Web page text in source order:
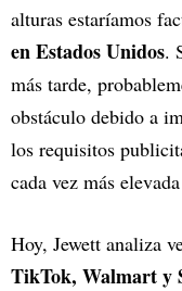
alturas estaríamos
en Estados Unidos.
más tarde,
obstáculo debido a
los requisitos
cada vez más
Hoy, Jewett analiza
TikTok, Walmart y